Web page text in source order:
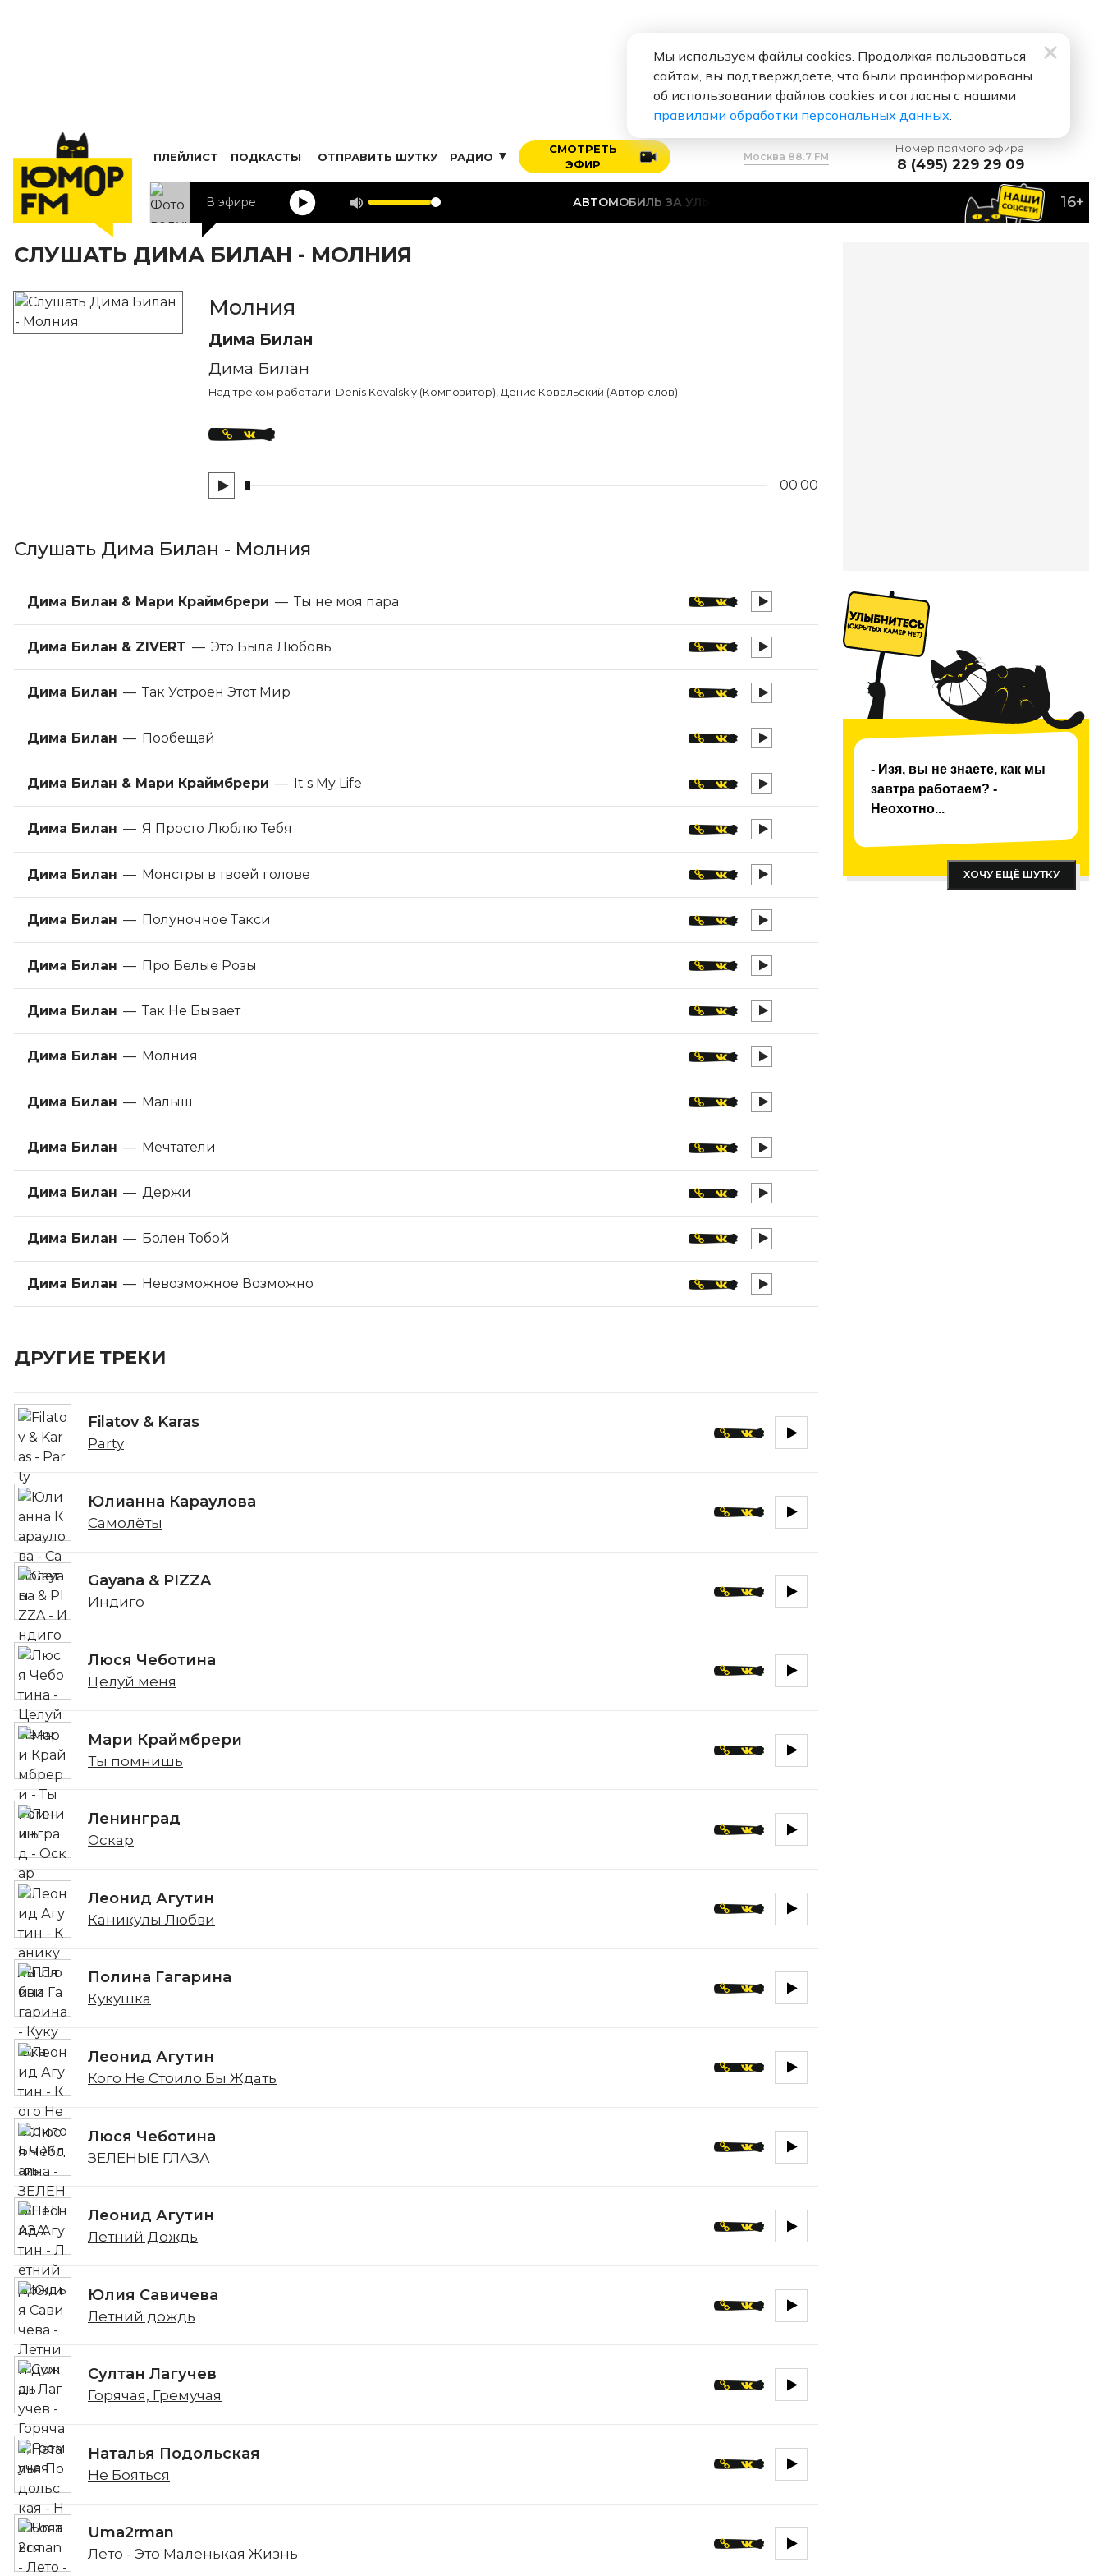
ПЛЕЙЛИСТ ПОДКАСТЫ ОТПРАВИТЬ ШУТКУ РАДИО
СМОТРЕТЬ
ЭФИР
Москва 88.7 FM
Номер прямого эфира
8 (495) 229 29 09
В эфире АВТОМОБИЛЬ ЗА УЛЫБКУ АВТОМОБИЛЬ ЗА УЛЫБКУ 16+
СЛУШАТЬ ДИМА БИЛАН - МОЛНИЯ
Молния
Дима Билан
Дима Билан
Над треком работали: Denis Kovalskiy (Композитор), Денис Ковальский (Автор слов)
00:00
Слушать Дима Билан - Молния
Дима Билан & Мари Краймбрери — Ты не моя пара
Дима Билан & ZIVERT — Это Была Любовь
Дима Билан — Так Устроен Этот Мир
Дима Билан — Пообещай
Дима Билан & Мари Краймбрери — It s My Life
Дима Билан — Я Просто Люблю Тебя
Дима Билан — Монстры в твоей голове
Дима Билан — Полуночное Такси
Дима Билан — Про Белые Розы
Дима Билан — Так Не Бывает
Дима Билан — Молния
Дима Билан — Малыш
Дима Билан — Мечтатели
Дима Билан — Держи
Дима Билан — Болен Тобой
Дима Билан — Невозможное Возможно
ДРУГИЕ ТРЕКИ
Filatov & Karas
Party
Юлианна Караулова
Самолёты
Gayana & PIZZA
Индиго
Люся Чеботина
Целуй меня
Мари Краймбрери
Ты помнишь
Ленинград
Оскар
Леонид Агутин
Каникулы Любви
Полина Гагарина
Кукушка
Леонид Агутин
Кого Не Стоило Бы Ждать
Люся Чеботина
ЗЕЛЕНЫЕ ГЛАЗА
Леонид Агутин
Летний Дождь
Юлия Савичева
Летний дождь
Султан Лагучев
Горячая, Гремучая
Наталья Подольская
Не Бояться
Uma2rman
Лето - Это Маленькая Жизнь
- Изя, вы не знаете, как мы
завтра работаем? -
Неохотно...
ХОЧУ ЕЩЁ ШУТКУ
Мы используем файлы cookies. Продолжая пользоваться
сайтом, вы подтверждаете, что были проинформированы
об использовании файлов cookies и согласны с нашими
правилами обработки персональных данных.